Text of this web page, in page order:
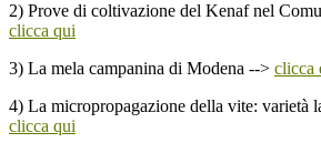
2) Prove di coltivazione del Kenaf nel
clicca qui
3) La mela campanina di Modena --> clicca
4) La micropropagazione della vite: varietà
clicca qui